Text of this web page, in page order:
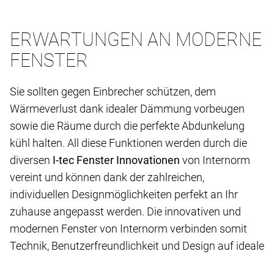
ERWARTUNGEN AN MODERNE
FENSTER
Sie sollten gegen Einbrecher schützen, dem
Wärmeverlust dank idealer Dämmung vorbeugen
sowie die Räume durch die perfekte Abdunkelung
kühl halten. All diese Funktionen werden durch die
diversen I-tec Fenster Innovationen von Internorm
vereint und können dank der zahlreichen,
individuellen Designmöglichkeiten perfekt an Ihr
zuhause angepasst werden. Die innovativen und
modernen Fenster von Internorm verbinden somit
Technik, Benutzerfreundlichkeit und Design auf ideale